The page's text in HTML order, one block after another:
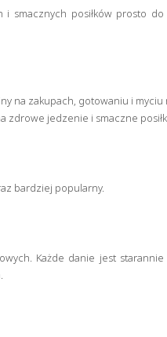
smacznych posiłków
zakupach, gotowaniu i
jedzenie i smaczne
bardziej popularny.
Każde danie jest